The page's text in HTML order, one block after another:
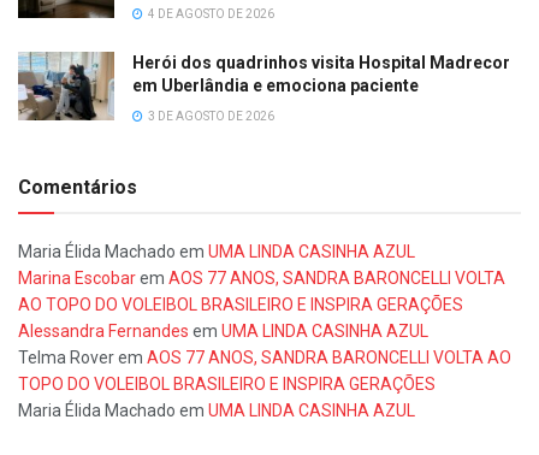
4 DE AGOSTO DE 2026
Herói dos quadrinhos visita Hospital Madrecor
em Uberlândia e emociona paciente
3 DE AGOSTO DE 2026
Comentários
Maria Élida Machado em UMA LINDA CASINHA AZUL
Marina Escobarem AOS 77 ANOS, SANDRA BARONCELLI VOLTA
AO TOPO DO VOLEIBOL BRASILEIRO E INSPIRA GERAÇÕES
Alessandra Fernandes em UMA LINDA CASINHA AZUL
Telma Roverem AOS 77 ANOS, SANDRA BARONCELLI VOLTA AO
TOPO DO VOLEIBOL BRASILEIRO E INSPIRA GERAÇÕES
Maria Élida Machado em UMA LINDA CASINHA AZUL